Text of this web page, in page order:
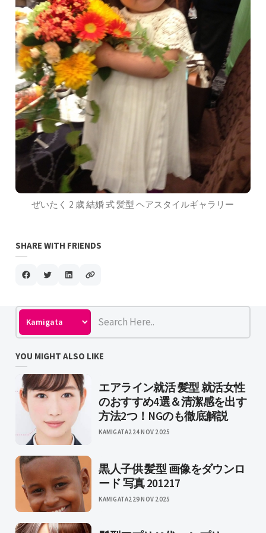
ぜいたく 2 歳 結婚 式 髪型 ヘアスタイルギャラリー
SHARE WITH FRIENDS
YOU MIGHT ALSO LIKE
エアライン就活 髪型 就活女性
のおすすめ4選＆清潔感を出す
方法2つ！NGのも徹底解説
KAMIGATA224 NOV 2025
黒人子供 髪型 画像をダウンロ
ード 写真 201217
KAMIGATA229 NOV 2025